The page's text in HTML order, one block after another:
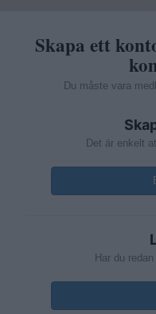
Skapa ett
Du måste vara
Det är enkelt
Har du